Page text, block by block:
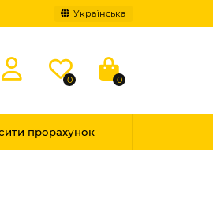
Українська
0 0
прорахунок